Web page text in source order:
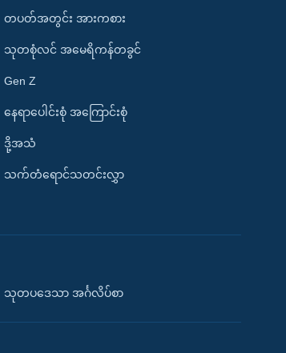
တပတ်အတွင်း အားကစား
သုတစုံလင် အမေရိကန်တခွင်
Gen Z
နေရာပေါင်းစုံ အကြောင်းစုံ
ဒို့အသံ
သက်တံရောင်သတင်းလွှာ
သုတပဒေသာ အင်္ဂလိပ်စာ